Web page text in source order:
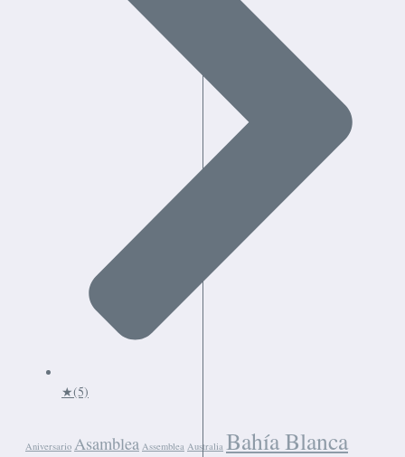
★(5)
Aniversario Asamblea Assemblea Australia Bahía Blanca